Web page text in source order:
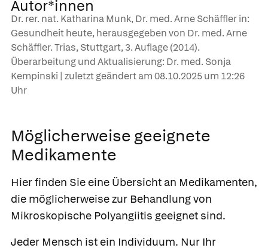
Autor*innen
Dr. rer. nat. Katharina Munk, Dr. med. Arne Schäffler in:
Gesundheit heute, herausgegeben von Dr. med. Arne
Schäffler. Trias, Stuttgart, 3. Auflage (2014).
Überarbeitung und Aktualisierung: Dr. med. Sonja
Kempinski | zuletzt geändert am08.10.2025um 12:26
Uhr
Möglicherweise geeignete
Medikamente
Hier finden Sie eine Übersicht an Medikamenten,
die möglicherweise zur Behandlung von
Mikroskopische Polyangiitis geeignet sind.
Jeder Mensch ist ein Individuum. Nur Ihr